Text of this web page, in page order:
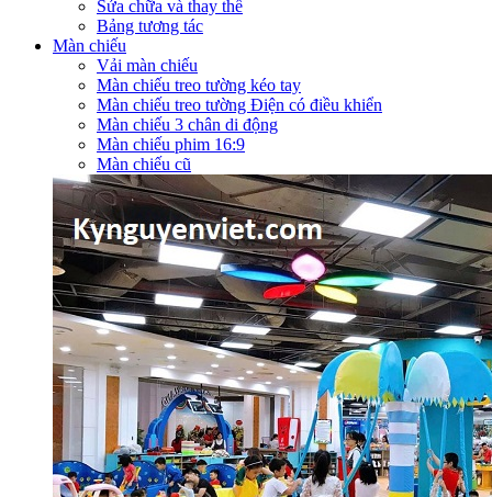
Sửa chữa và thay thế
Bảng tương tác
Màn chiếu
Vải màn chiếu
Màn chiếu treo tường kéo tay
Màn chiếu treo tường Điện có điều khiển
Màn chiếu 3 chân di động
Màn chiếu phim 16:9
Màn chiếu cũ